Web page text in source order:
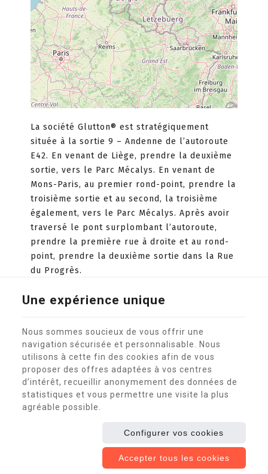
La société Glutton® est stratégiquement
située à la sortie 9 – Andenne de l’autoroute
E42. En venant de Liège, prendre la deuxième
sortie, vers le Parc Mécalys. En venant de
Mons-Paris, au premier rond-point, prendre la
troisième sortie et au second, la troisième
également, vers le Parc Mécalys. Après avoir
traversé le pont surplombant l’autoroute,
prendre la première rue à droite et au rond-
point, prendre la deuxième sortie dans la Rue
du Progrès.
Partager
ce
contenu
Ce site internet utilise des cookies pour améliorer
l'expérience utilisateur.
Mentions légales|Vie privée|Cookies
© Copyright 2026 -
données personnelles
, créateur de sites Internet pour commerçants,
indépendants & PME.
Une expérience unique
Nous sommes soucieux de vous offrir une
navigation sécurisée et personnalisable. Nous
utilisons à cette fin des cookies afin de vous
proposer des offres adaptées à vos centres
d’intérêt, recueillir anonymement des données de
statistiques et vous permettre une visite la plus
agréable possible.
Configurer vos cookies
Accepter tous les cookies